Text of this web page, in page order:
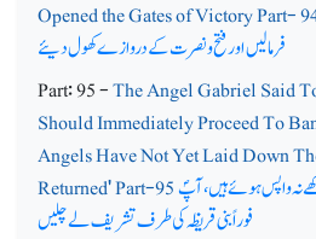
Opened the Gates of Victory Part-
فرمالیں اور فتح ونصرت کے دروازے کھول دیئے
Part: 95 -The Angel Gabriel Said
Should Immediately Proceed To
Angels Have Not Yet Laid Down
Returned' Part-95نہ واپس ہوئے ہیں، آپؐ
فوراً بنی قریظہ کی طرف تشریف لے چلیں